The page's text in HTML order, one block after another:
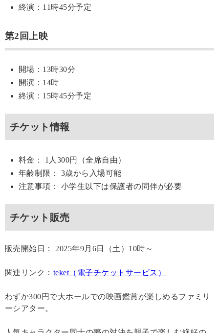
終演：11時45分予定
第2回上映
開場：13時30分
開演：14時
終演：15時45分予定
チケット情報
料金： 1人300円（全席自由）
年齢制限： 3歳から入場可能
注意事項： 小学生以下は保護者の同伴が必要
チケット販売
販売開始日： 2025年9月6日（土）10時～
関連リンク： teket（電子チケットサービス）
わずか300円で大ホールでの映画鑑賞が楽しめるファミリ
ーシアター。